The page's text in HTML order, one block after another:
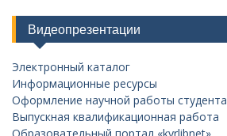
Видеопрезентации
Электронный каталог
Информационные ресурсы
Оформление научной работы студента
Выпускная квалификационная работа